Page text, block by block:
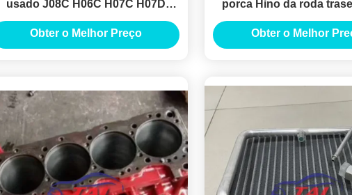
usado J08C H06C H07C H07D
EH700 EF550 Motor assy Usado
J08C Motor
Obter o Melhor Preço
porca Hino da roda
Hino 12,9
Obter o Melhor